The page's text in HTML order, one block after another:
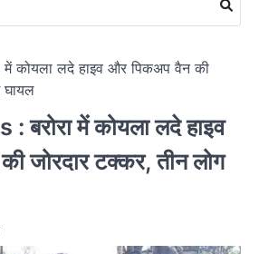
कोयला लदे हाइव और पिकअप वैन की
घायल
में कोयला लदे हाइव
जोरदार टक्कर, तीन लोग